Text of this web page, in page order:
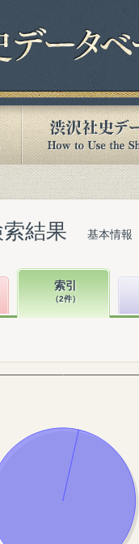
結果 基本情報
索引
（2件）